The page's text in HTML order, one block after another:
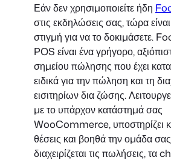
Εάν δεν χρησιμοποιείτε ήδη
στις εκδηλώσεις σας, τώρα
στιγμή για να το δοκιμάσετε.
POS είναι ένα γρήγορο,
σημείου πώλησης που έχει
ειδικά για την πώληση και τη
εισιτηρίων δια ζώσης.
με το υπάρχον κατάστημά σας
WooCommerce, υποστηρίζει
θέσεις και βοηθά την ομάδα
διαχειρίζεται τις πωλήσεις, τα